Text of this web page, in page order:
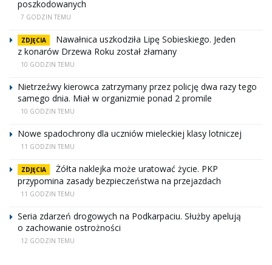
poszkodowanych
7 GODZIN TEMU
ZDJĘCIA
Nawałnica uszkodziła Lipę Sobieskiego. Jeden
z konarów Drzewa Roku został złamany
10 GODZIN TEMU
Nietrzeźwy kierowca zatrzymany przez policję dwa razy tego
samego dnia. Miał w organizmie ponad 2 promile
10 GODZIN TEMU
Nowe spadochrony dla uczniów mieleckiej klasy lotniczej
11 GODZIN TEMU
ZDJĘCIA
Żółta naklejka może uratować życie. PKP
przypomina zasady bezpieczeństwa na przejazdach
11 GODZIN TEMU
Seria zdarzeń drogowych na Podkarpaciu. Służby apelują
o zachowanie ostrożności
12 GODZIN TEMU